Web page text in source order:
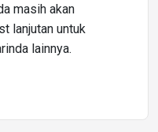
masih akan
lanjutan untuk
lainnya.